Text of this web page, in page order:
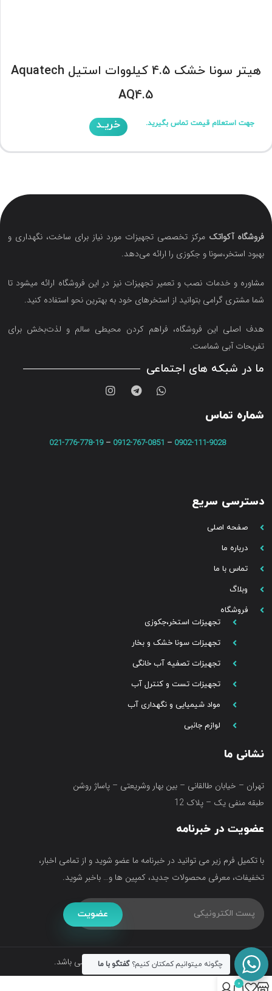
هیتر سونا خشک 4.5 کیلووات استیل Aquatech
AQ4.5
جهت استعلام قیمت تماس بگیرید. خریـد
فروشگاه آکواتک مرکز تخصصی تجهیزات مورد نیاز برای ساخت، نگهداری و
بهبود استخر،سونا و جکوزی را ارائه می‌دهد.
مشاوره و خدمات نصب و تعمیر تجهیزات نیز در این فروشگاه ارائه میشود تا
شما مشتری گرامی بتوانید از استخرهای خود به بهترین نحو استفاده کنید.
هدف اصلی این فروشگاه‌، فراهم کردن محیطی سالم و لذت‌بخش برای
تفریحات آبی شماست.
ما در شبکه های اجتماعی
شماره تماس
0902-111-9028
–
0912-767-0851
–
021-776-778-19
دسترسی سریع
صفحه اصلی
درباره ما
تماس با ما
وبلاگ
فروشگاه
تجهیزات استخر،جکوزی
تجهیزات سونا خشک و بخار
تجهیزات تصفیه آب خانگی
تجهیزات تست و کنترل آب
مواد شیمیایی و نگهداری آب
لوازم جانبی
نشانی ما
تهران – خیابان طالقانی – بین بهار وشریعتی – پاساژ روشن
طبقه منفی یک – پلاک 12
عضویت در خبرنامه
با تکمیل فرم زیر می توانید در خبرنامه ما عضو شوید و از تمامی اخبار،
تخفیفات، معرفی محصولات جدید، کمپین ها و… باخبر شوید.
عضویت
تمامی حقوق متعلق به فروشگاه آکواتک می باشد.
چگونه میتوانیم کمکتان کنیم؟گفتگو با ما
0